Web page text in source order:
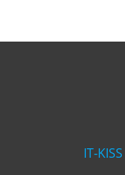
IT-KISS